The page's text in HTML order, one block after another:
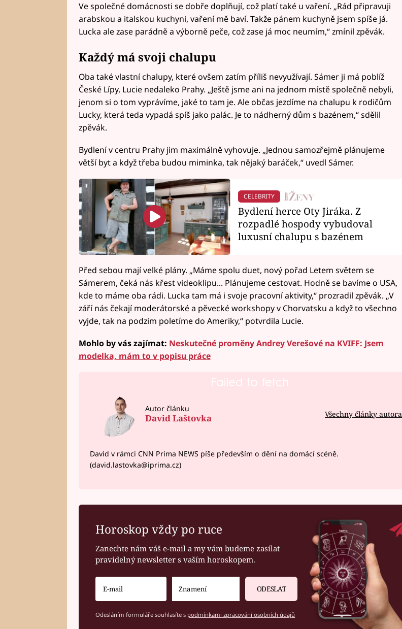
Ve společné domácnosti se dobře doplňují, což platí také u vaření. „Rád připravuji
arabskou a italskou kuchyni, vaření mě baví. Takže pánem kuchyně jsem spíše já.
Lucka ale zase parádně a výborně peče, což zase já moc neumím,“ zmínil zpěvák.
Každý má svoji chalupu
Oba také vlastní chalupy, které ovšem zatím příliš nevyužívají. Sámer ji má poblíž
České Lípy, Lucie nedaleko Prahy. „Ještě jsme ani na jednom místě společně nebyli,
jenom si o tom vyprávíme, jaké to tam je. Ale občas jezdíme na chalupu k rodičům
Lucky, která teda vypadá spíš jako palác. Je to nádherný dům s bazénem,“ sdělil
zpěvák.
Bydlení v centru Prahy jim maximálně vyhovuje. „Jednou samozřejmě plánujeme
větší byt a když třeba budou miminka, tak nějaký baráček,“ uvedl Sámer.
CELEBRITY
Bydlení herce Oty Jiráka. Z
rozpadlé hospody vybudoval
luxusní chalupu s bazénem
Před sebou mají velké plány. „Máme spolu duet, nový pořad Letem světem se
Sámerem, čeká nás křest videoklipu... Plánujeme cestovat. Hodně se bavíme o USA,
kde to máme oba rádi. Lucka tam má i svoje pracovní aktivity,“ prozradil zpěvák. „V
září nás čekají moderátorské a pěvecké workshopy v Chorvatsku a když to všechno
vyjde, tak na podzim poletíme do Ameriky,“ potvrdila Lucie.
Mohlo by vás zajímat: Neskutečné proměny Andrey Verešové na KVIFF: Jsem
modelka, mám to v popisu práce
Failed to fetch
Autor článku
David Laštovka Všechny články autora
David v rámci CNN Prima NEWS píše především o dění na domácí scéně.
(david.lastovka@iprima.cz)
Horoskop vždy po ruce
Zanechte nám váš e-mail a my vám budeme zasílat
pravidelný newsletter s vaším horoskopem.
ODESLAT
Odesláním formuláře souhlasíte s podmínkami zpracování osobních údajů